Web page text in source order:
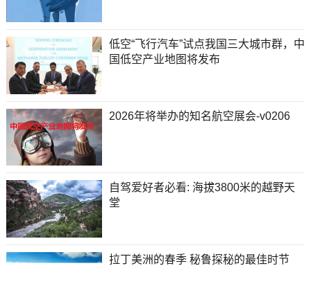
低空“飞行汽车”试点我国三大城市群，中
国低空产业地图将发布
2026年将举办的知名航空展会-v0206
自驾爱好者必看: 海拔3800米的越野天
堂
拉丁美洲的春季 秘鲁探秘的最佳时节